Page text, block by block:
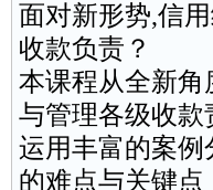
面对新形势,信
收款负责？
本课程从全新角
与管理各级收款
运用丰富的案
的难点与关键